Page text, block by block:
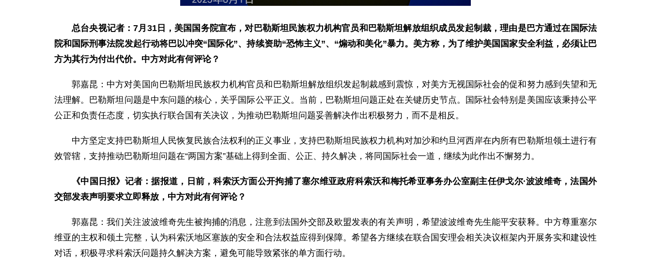
总台央视记者：7月31日，美国国务院宣布，对巴勒斯坦民族权力机构官员和巴勒斯坦解放组织成员发起制裁，理由是巴方通过在国际法
院和国际刑事法院发起行动将巴以冲突“国际化”、持续资助“恐怖主义”、“煽动和美化”暴力。美方称，为了维护美国国家安全利益，必须让巴
方为其行为付出代价。中方对此有何评论？
郭嘉昆：中方对美国向巴勒斯坦民族权力机构官员和巴勒斯坦解放组织发起制裁感到震惊，对美方无视国际社会的促和努力感到失望和无
法理解。巴勒斯坦问题是中东问题的核心，关乎国际公平正义。当前，巴勒斯坦问题正处在关键历史节点。国际社会特别是美国应该秉持公平
公正和负责任态度，切实执行联合国有关决议，为推动巴勒斯坦问题妥善解决作出积极努力，而不是相反。
中方坚定支持巴勒斯坦人民恢复民族合法权利的正义事业，支持巴勒斯坦民族权力机构对加沙和约旦河西岸在内所有巴勒斯坦领土进行有
效管辖，支持推动巴勒斯坦问题在“两国方案”基础上得到全面、公正、持久解决，将同国际社会一道，继续为此作出不懈努力。
《中国日报》记者：据报道，日前，科索沃方面公开拘捕了塞尔维亚政府科索沃和梅托希亚事务办公室副主任伊戈尔·波波维奇，法国外
交部发表声明要求立即释放，中方对此有何评论？
郭嘉昆：我们关注波波维奇先生被拘捕的消息，注意到法国外交部及欧盟发表的有关声明，希望波波维奇先生能平安获释。中方尊重塞尔
维亚的主权和领土完整，认为科索沃地区塞族的安全和合法权益应得到保障。希望各方继续在联合国安理会相关决议框架内开展务实和建设性
对话，积极寻求科索沃问题持久解决方案，避免可能导致紧张的单方面行动。